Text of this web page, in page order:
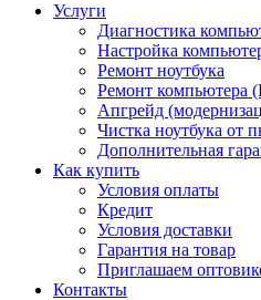
Услуги
Диагностика
Настройка
Ремонт ноутбука
Ремонт компьютера
Апгрейд
Чистка ноутбука от
Дополнительная
Как купить
Условия оплаты
Кредит
Условия доставки
Гарантия на товар
Приглашаем
Контакты